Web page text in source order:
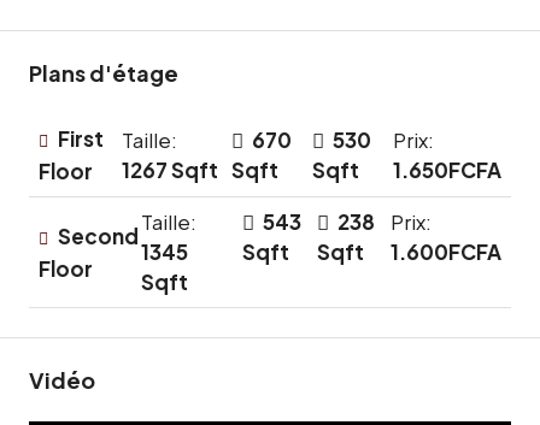
Plans d'étage
First
Floor
Taille:
1267 Sqft
670
Sqft
530
Sqft
Prix:
1.650FCFA
Second
Floor
Taille:
1345
Sqft
543
Sqft
238
Sqft
Prix:
1.600FCFA
Vidéo